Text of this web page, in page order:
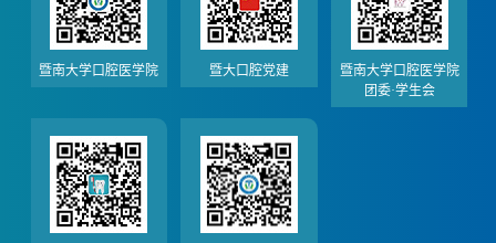
暨南大学口腔医学院 暨大口腔党建
暨南大学口腔医学院
团委·学生会